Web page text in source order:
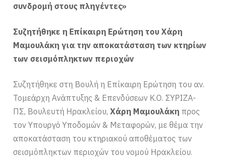
συνδρομή στους πληγέντες»
Συζητήθηκε η Επίκαιρη Ερώτηση του Χάρη
Μαμουλάκη για την αποκατάσταση των κτηρίων
των σεισμόπληκτων περιοχών
Συζητήθηκε στη Βουλή η Επίκαιρη Ερώτηση του αν.
Τομεάρχη Ανάπτυξης & Επενδύσεων Κ.Ο. ΣΥΡΙΖΑ-
ΠΣ, Βουλευτή Ηρακλείου,Χάρη Μαμουλάκη προς
τον Υπουργό Υποδομών & Μεταφορών, με θέμα την
αποκατάσταση του κτηριακού αποθέματος των
σεισμόπληκτων περιοχών του νομού Ηρακλείου.